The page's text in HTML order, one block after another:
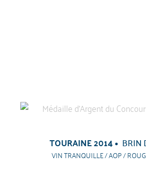
TOURAINE 2014 BRIN
VIN TRANQUILLE / AOP /